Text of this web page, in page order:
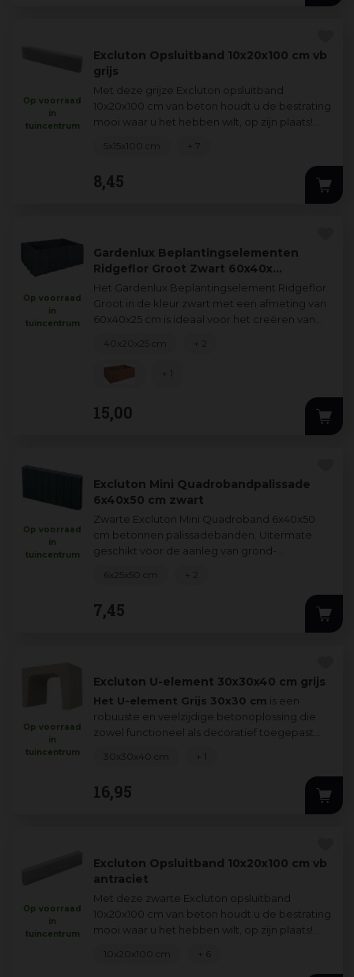
Excluton Opsluitband 10x20x100 cm vb
grijs
Met deze grijze Excluton opsluitband
10x20x100 cm van beton houdt u de bestrating
mooi waar u het hebben wilt, op zijn plaats!
Op voorraad
in
tuincentrum
8,45
5x15x100 cm + 7
Gardenlux Beplantingselementen
Ridgeflor Groot Zwart 60x40x…
Het Gardenlux Beplantingselement Ridgeflor
Groot in de kleur zwart met een afmeting van
60x40x25 cm is ideaal voor het creëren van
Op voorraad
in
tuincentrum
15,00
40x20x25 cm + 2
+ 1
Excluton Mini Quadrobandpalissade
6x40x50 cm zwart
Zwarte Excluton Mini Quadroband 6x40x50
cm betonnen palissadebanden. Uitermate
geschikt voor de aanleg van grond-
bloembakken waa
...
Op voorraad
in
tuincentrum
7,45
6x25x50 cm + 2
Excluton U-element 30x30x40 cm grijs
Het U-element Grijs 30x30 cm is een
robuuste en veelzijdige betonoplossing die
zowel functioneel als decoratief toegepast
Op voorraad
in
tuincentrum
16,95
30x30x40 cm + 1
Excluton Opsluitband 10x20x100 cm vb
antraciet
Met deze zwarte Excluton opsluitband
10x20x100 cm van beton houdt u de bestrating
mooi waar u het hebben wilt, op zijn plaats!
Op voorraad
in
tuincentrum
10x20x100 cm + 6